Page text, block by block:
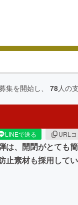
集を開始し、 78人の
LINEで送る URL
は、開閉がとても
止素材も採用して